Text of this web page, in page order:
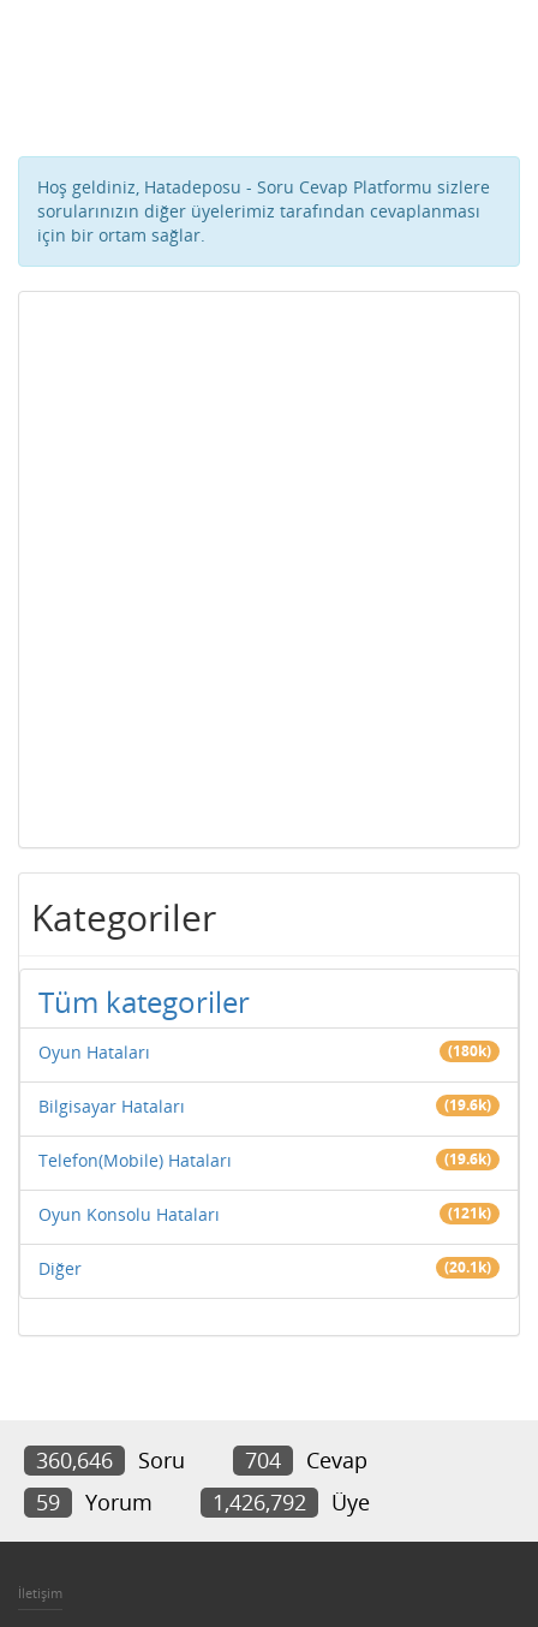
Hoş geldiniz, Hatadeposu - Soru Cevap Platformu sizlere
sorularınızın diğer üyelerimiz tarafından cevaplanması
için bir ortam sağlar.
Kategoriler
Tüm kategoriler
Oyun Hataları (180k)
Bilgisayar Hataları (19.6k)
Telefon(Mobile) Hataları (19.6k)
Oyun Konsolu Hataları (121k)
Diğer (20.1k)
360,646 Soru 704
Cevap
59
Yorum 1,426,792 Üye
İletişim